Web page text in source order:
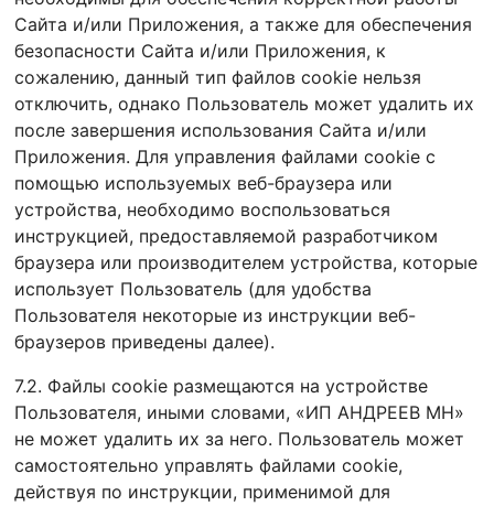
Сайта и/или Приложения, а также для обеспечения
безопасности Сайта и/или Приложения, к
сожалению, данный тип файлов cookie нельзя
отключить, однако Пользователь может удалить их
после завершения использования Сайта и/или
Приложения. Для управления файлами cookie с
помощью используемых веб-браузера или
устройства, необходимо воспользоваться
инструкцией, предоставляемой разработчиком
браузера или производителем устройства, которые
использует Пользователь (для удобства
Пользователя некоторые из инструкции веб-
браузеров приведены далее).
7.2. Файлы cookie размещаются на устройстве
Пользователя, иными словами, «ИП АНДРЕЕВ МН»
не может удалить их за него. Пользователь может
самостоятельно управлять файлами cookie,
действуя по инструкции, применимой для